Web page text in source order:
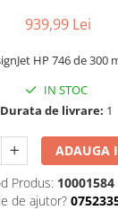
939,99 Lei
HP 746 de 300
IN STOC
Durata de livrare: 1
ADAUGA
Produs: 10001584
de ajutor?